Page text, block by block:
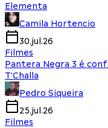
Elementa
Camila Hortencio
30.jul.26
Filmes
Pantera Negra 3 é
T'Challa
Pedro Siqueira
25.jul.26
Filmes